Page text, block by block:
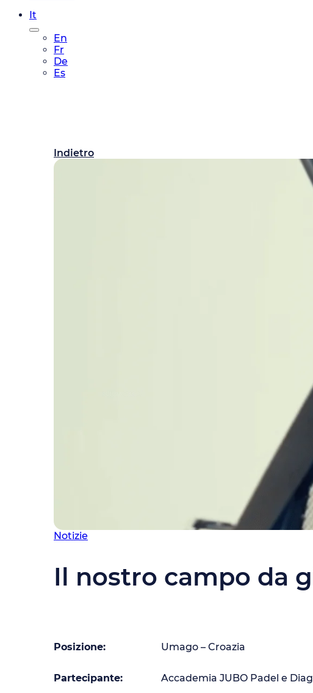
It
En
Fr
De
Es
Indietro
Notizie
Il nostro campo da
Posizione: Umago – Croazia
Partecipante: Accademia JUBO Padel e